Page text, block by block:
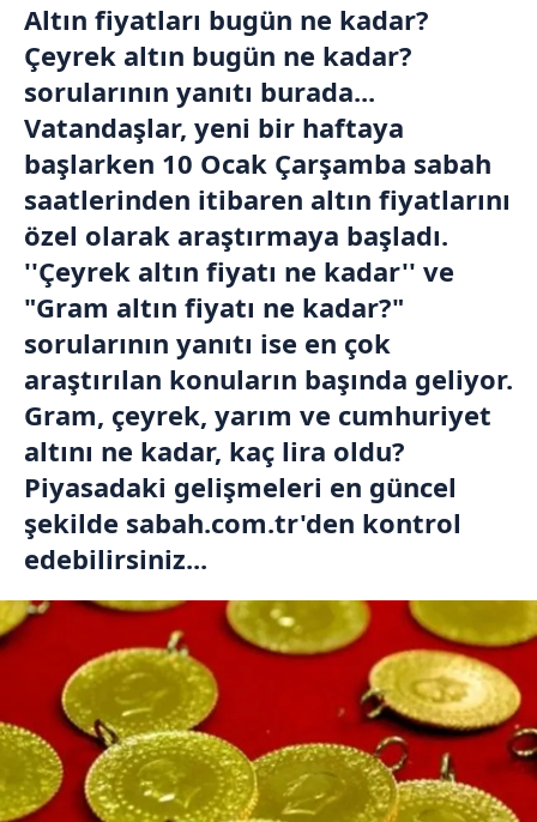
Altın fiyatları bugün ne kadar?
Çeyrek altın bugün ne kadar?
sorularının yanıtı burada...
Vatandaşlar, yeni bir haftaya
başlarken 10 Ocak Çarşamba sabah
saatlerinden itibaren altın fiyatlarını
özel olarak araştırmaya başladı.
''Çeyrek altın fiyatı ne kadar'' ve
"Gram altın fiyatı ne kadar?"
sorularının yanıtı ise en çok
araştırılan konuların başında geliyor.
Gram, çeyrek, yarım ve cumhuriyet
altını ne kadar, kaç lira oldu?
Piyasadaki gelişmeleri en güncel
şekilde sabah.com.tr'den kontrol
edebilirsiniz...